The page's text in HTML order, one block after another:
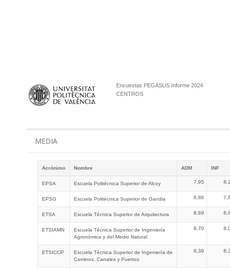
Encuestas PEGASUS Informe 2024
CENTROS
MEDIA
Acrónimo Nombre ADM INF
EPSA Escuela Politécnica Superior de Alcoy 7,95
EPSG Escuela Politécnica Superior de Gandia 8,86
ETSA Escuela Técnica Superior de Arquitectura 8,69
ETSIAMN
Escuela Técnica Superior de Ingeniería
Agronómica y del Medio Natural
8,70
ETSICCP
Escuela Técnica Superior de Ingeniería de
Caminos, Canales y Puertos
8,39